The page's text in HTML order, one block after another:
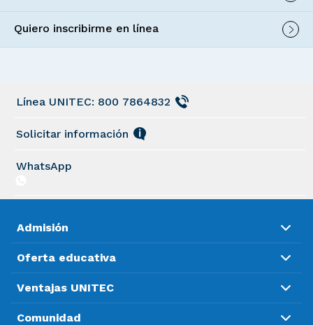
Quiero inscribirme en línea
Línea UNITEC: 800 7864832
Solicitar información
WhatsApp
Admisión
Oferta educativa
Ventajas UNITEC
Comunidad